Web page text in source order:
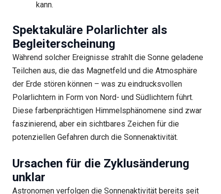
kann.
Spektakuläre Polarlichter als
Begleiterscheinung
Während solcher Ereignisse strahlt die Sonne geladene
Teilchen aus, die das Magnetfeld und die Atmosphäre
der Erde stören können – was zu eindrucksvollen
Polarlichtern in Form von Nord- und Südlichtern führt.
Diese farbenprächtigen Himmelsphänomene sind zwar
faszinierend, aber ein sichtbares Zeichen für die
potenziellen Gefahren durch die Sonnenaktivität.
Ursachen für die Zyklusänderung
unklar
Astronomen verfolgen die Sonnenaktivität bereits seit